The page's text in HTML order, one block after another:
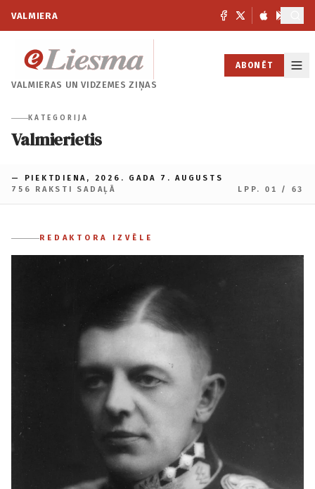
VALMIERA
VALMIERAS UNVIDZEMES ZIŅAS
ABONĒT
KATEGORIJA
Valmierietis
— PIEKTDIENA, 2026. GADA 7. AUGUSTS
756 RAKSTI SADAĻĀ
LPP. 01 / 63
REDAKTORA IZVĒLE